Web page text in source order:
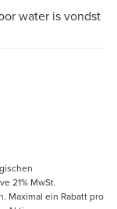
water is vondst
21% MwSt.
Maximal ein Rabatt pro